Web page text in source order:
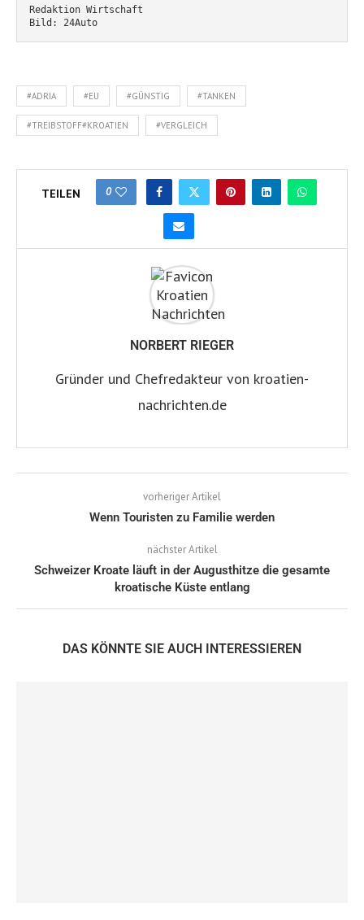
Redaktion Wirtschaft
Bild: 24Auto
#ADRIA #EU #GÜNSTIG #TANKEN
#TREIBSTOFF#KROATIEN #VERGLEICH
TEILEN 0
NORBERT RIEGER
Gründer und Chefredakteur von kroatien-
nachrichten.de
vorheriger Artikel
Wenn Touristen zu Familie werden
nächster Artikel
Schweizer Kroate läuft in der Augusthitze die gesamte
kroatische Küste entlang
DAS KÖNNTE SIE AUCH INTERESSIEREN